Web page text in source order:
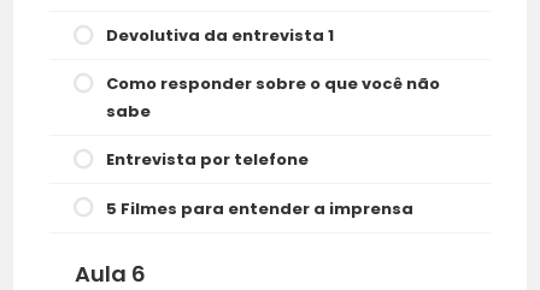
Devolutiva da entrevista 1
Como responder sobre o que você não
sabe
Entrevista por telefone
5 Filmes para entender a imprensa
Aula 6